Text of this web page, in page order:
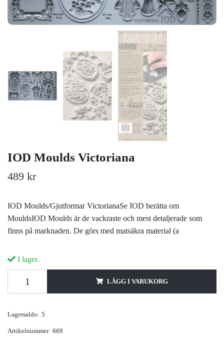
IOD Moulds Victoriana
489 kr
IOD Moulds/Gjutformar VictorianaSe IOD berätta om
MouldsIOD Moulds är de vackraste och mest detaljerade som
finns på marknaden. De görs med matsäkra material (a
I lager.
LÄGG I VARUKORG
Lagersaldo: 5
Artikelnummer: 669